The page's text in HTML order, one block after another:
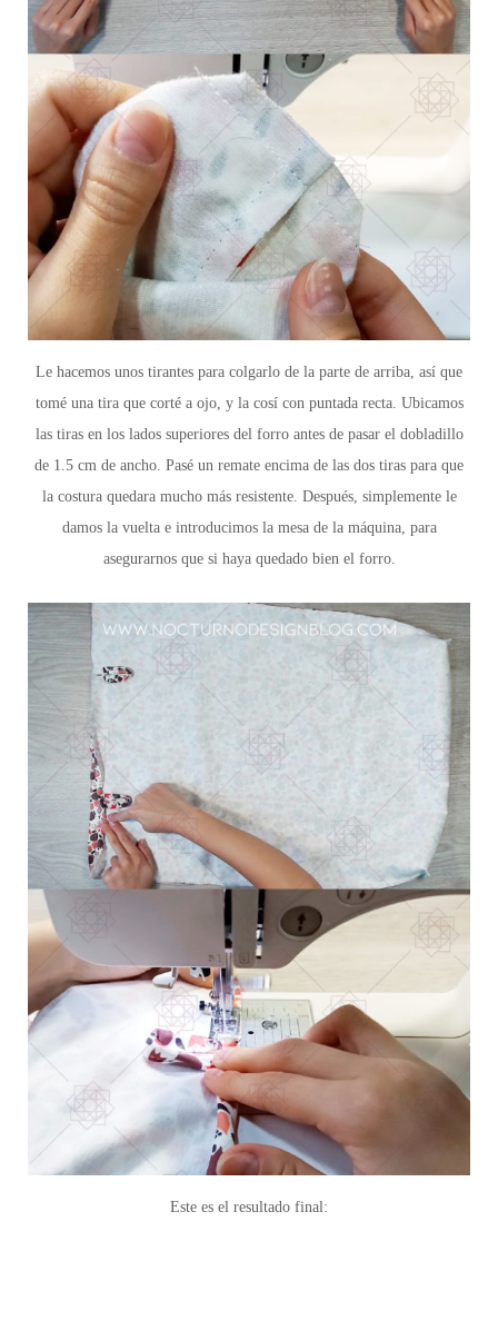
Le hacemos unos tirantes para colgarlo de la parte de arriba, así que
tomé una tira que corté a ojo, y la cosí con puntada recta. Ubicamos
las tiras en los lados superiores del forro antes de pasar el dobladillo
de 1.5 cm de ancho. Pasé un remate encima de las dos tiras para que
la costura quedara mucho más resistente. Después, simplemente le
damos la vuelta e introducimos la mesa de la máquina, para
asegurarnos que si haya quedado bien el forro.
Este es el resultado final: